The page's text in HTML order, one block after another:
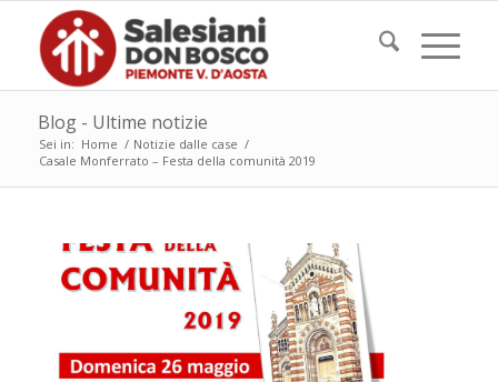
Blog - Ultime notizie
Sei in: Home / Notizie dalle case /
Casale Monferrato – Festa della comunità 2019